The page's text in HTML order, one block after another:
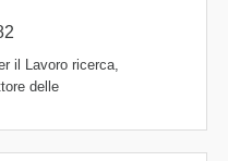
il Lavoro ricerca,
delle
al reparto stiro.
all'interno del
degli